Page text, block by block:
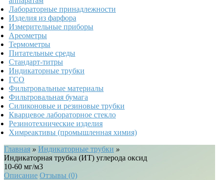
Лабораторные принадлежности
Изделия из фарфора
Измерительные приборы
Ареометры
Термометры
Питательные среды
Стандарт-титры
Индикаторные трубки
ГСО
Фильтровальные материалы
Фильтровальная бумага
Силиконовые и резиновые трубки
Кварцевое лабораторное стекло
Резинотехнические изделия
Химреактивы (промышленная химия)
Главная » Индикаторные трубки »
Индикаторная трубка (ИТ) углерода оксид
10-60 мг/м3
Описание Отзывы (0)